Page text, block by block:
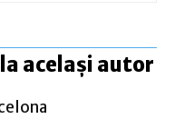
același autor